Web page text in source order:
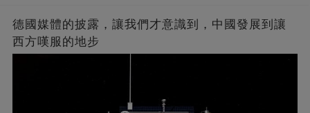
德國媒體的披露，讓我們才意識到，中國發展到讓
西方嘆服的地步